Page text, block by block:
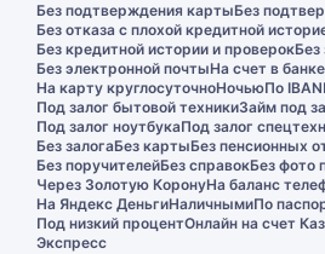
Без подтверждения картыБез
Без отказа с плохой кредитной
Без кредитной истории и проверокБез
Без электронной почтыНа счет в банке
На карту круглосуточноНочьюПо IBAN
Под залог бытовой техникиЗайм под
Под залог ноутбукаПод залог
Без залогаБез картыБез пенсионных
Без поручителейБез справокБез фото
Через Золотую КоронуНа баланс
На Яндекс ДеньгиНаличнымиПо
Под низкий процентОнлайн на счет
Экспресс